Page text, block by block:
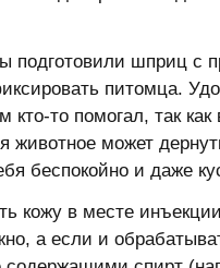
подготовили шприц с
питомца.
кто-то помогал, так
животное может
беспокойно и даже
кожу в месте
а если и